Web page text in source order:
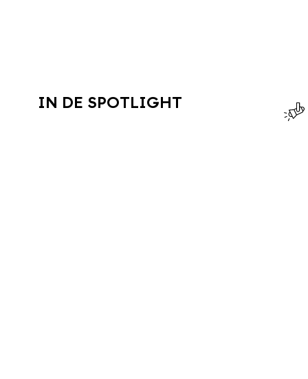
IN DE SPOTLIGHT